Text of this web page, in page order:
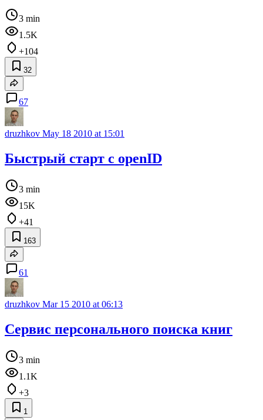
3 min
1.5K
+104
32
67
druzhkov May 18 2010 at 15:01
Быстрый старт с openID
3 min
15K
+41
163
61
druzhkov Mar 15 2010 at 06:13
Сервис персонального поиска книг
3 min
1.1K
+3
1